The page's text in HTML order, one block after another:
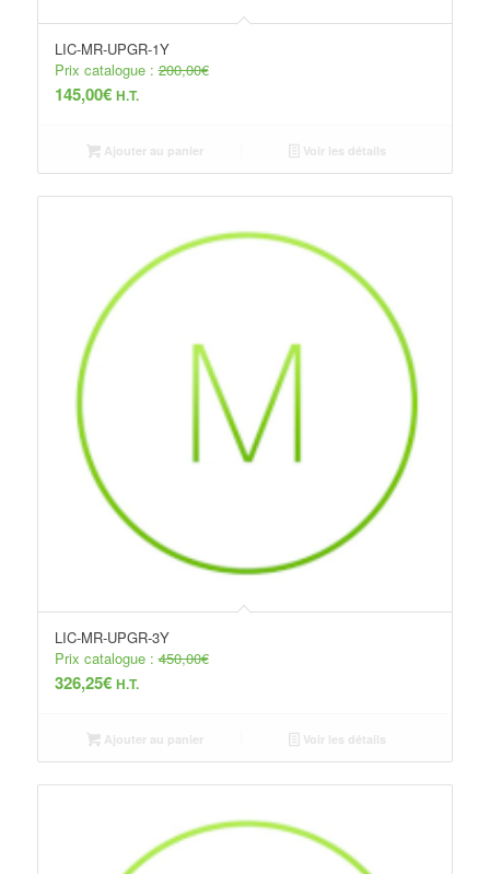
LIC-MR-UPGR-1Y
Prix catalogue :200,00€
145,00€ H.T.
Ajouter au panier Voir les détails
LIC-MR-UPGR-3Y
Prix catalogue :450,00€
326,25€ H.T.
Ajouter au panier Voir les détails